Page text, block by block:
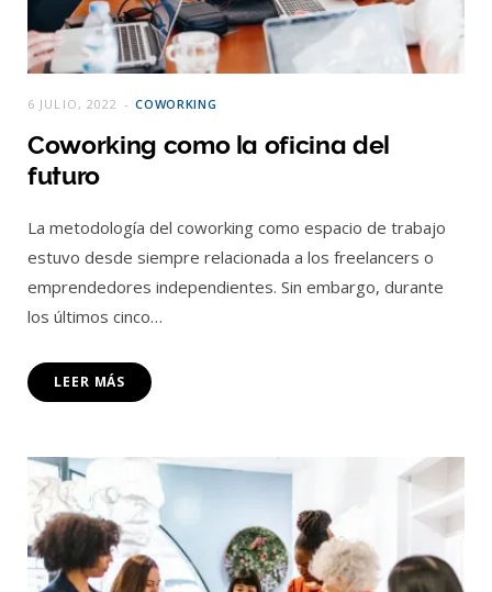
COWORKING
6 JULIO, 2022
Coworking como la oficina del
futuro
La metodología del coworking como espacio de trabajo
estuvo desde siempre relacionada a los freelancers o
emprendedores independientes. Sin embargo, durante
los últimos cinco…
LEER MÁS